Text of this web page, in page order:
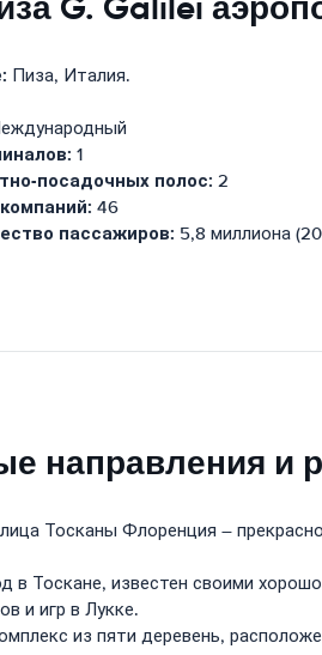
Пиза, Италия.
1
посадочных полос: 2
46
пассажиров: 5,8 миллиона
направления и
Тосканы Флоренция –
в Тоскане, известен своими
и игр в Лукке.
из пяти деревень,